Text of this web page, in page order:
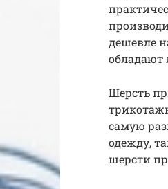
дешевле
обладают
Шерсть
самую
одежду,
шерсти